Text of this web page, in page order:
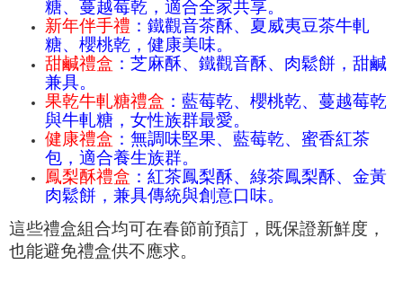
糖、蔓越莓乾，適合全家共享。
新年伴手禮 ：鐵觀音茶酥、夏威夷豆茶牛軋
糖、櫻桃乾，健康美味。
甜鹹禮盒 ：芝麻酥、鐵觀音酥、肉鬆餅，甜鹹
兼具。
果乾牛軋糖禮盒 ：藍莓乾、櫻桃乾、蔓越莓乾
與牛軋糖，女性族群最愛。
健康禮盒 ：無調味堅果、藍莓乾、蜜香紅茶
包，適合養生族群。
鳳梨酥禮盒 ：紅茶鳳梨酥、綠茶鳳梨酥、金黃
肉鬆餅，兼具傳統與創意口味。
這些禮盒組合均可在春節前預訂，既保證新鮮度，
也能避免禮盒供不應求。